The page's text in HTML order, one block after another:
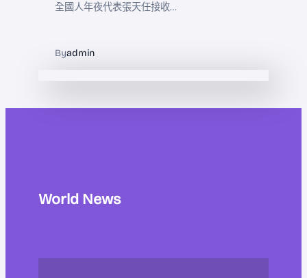
全國人年夜代表張天任接收…
Byadmin
World News